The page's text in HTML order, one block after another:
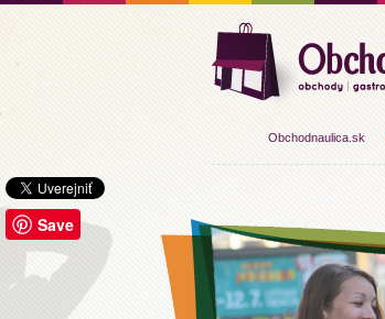
Save
Obchodnaulica.sk